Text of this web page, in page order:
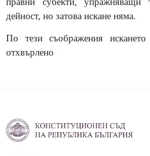
дейност, но затова искане няма.
По тези съображения
отхвърлено